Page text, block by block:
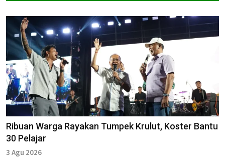
Ribuan Warga Rayakan Tumpek Krulut, Koster Bantu
30 Pelajar
3 Agu 2026